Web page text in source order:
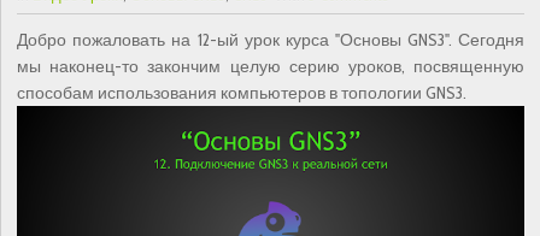
Добро пожаловать на 12-ый урок курса "Основы GNS3". Сегодня
мы наконец-то закончим целую серию уроков, посвященную
способам использования компьютеров в топологии GNS3.